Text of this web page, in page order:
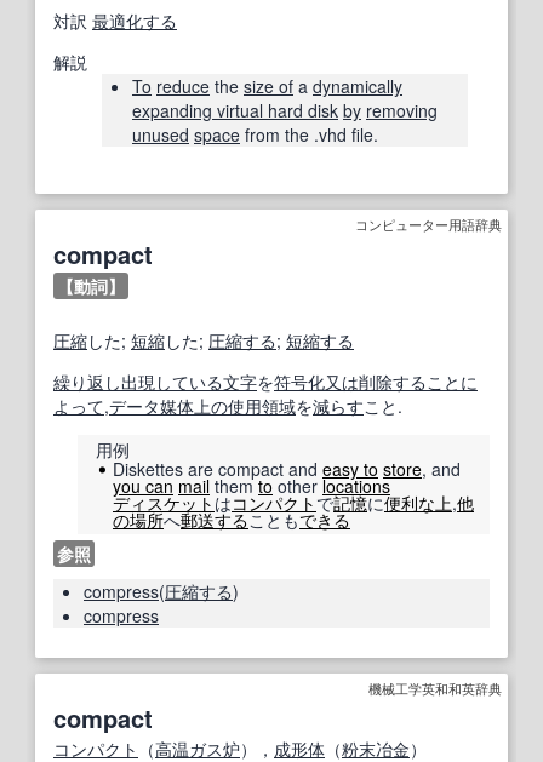
対訳 最適化する
解説
To reduce the size of a dynamically
expanding virtual hard disk by removing
unused space from the .vhd file.
コンピューター用語辞典
compact
【動詞】
圧縮した; 短縮した; 圧縮する; 短縮する
繰り返し出現 している文字を符号化又は削除する ことに
よって,データ媒体 上の使用領域を減らすこと.
用例
Diskettes are compact and easy to store, and
you can mail them to other locations
ディスケット はコンパクト で記憶に便利な 上,他
の場所へ郵送することもできる
参照
compress(圧縮する)
compress
機械工学英和和英辞典
compact
コンパクト （高温ガス炉）， 成形体 （粉末冶金）